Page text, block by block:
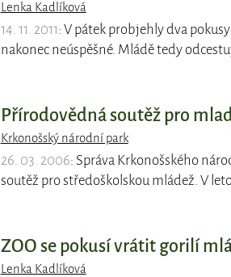
Lenka Kadlíková
14. 11. 2011: V pátek probjehly dva
nakonec neúspěšné. Mládě tedy
Přírodovědná soutěž pro
Krkonošský národní park
26. 03. 2006: Správa Krkonošského
soutěž pro středoškolskou mládež. V
ZOO se pokusí vrátit gorilí
Lenka Kadlíková